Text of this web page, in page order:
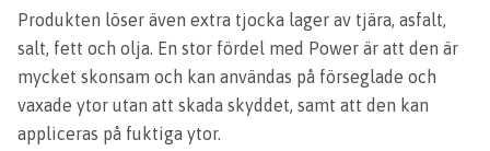
Produkten löser även extra tjocka lager av tjära, asfalt,
salt, fett och olja. En stor fördel med Power är att den är
mycket skonsam och kan användas på förseglade och
vaxade ytor utan att skada skyddet, samt att den kan
appliceras på fuktiga ytor.